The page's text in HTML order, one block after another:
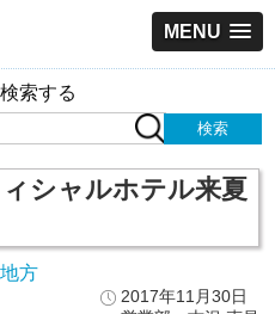
MENU
索する
シャルホテル来夏
方
2017年11月30日